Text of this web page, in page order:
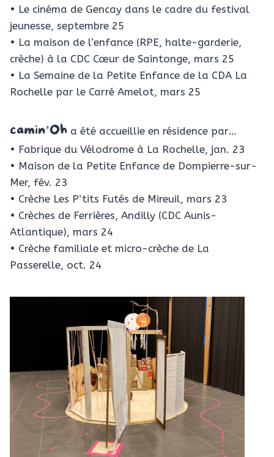
• Le cinéma de Gencay dans le cadre du festival
jeunesse, septembre 25
• La maison de l’enfance (RPE, halte-garderie,
crèche) à la CDC Cœur de Saintonge, mars 25
• La Semaine de la Petite Enfance de la CDA La
Rochelle par le Carré Amelot, mars 25
camin’Oh a été accueillie en résidence par…
• Fabrique du Vélodrome à La Rochelle, jan. 23
• Maison de la Petite Enfance de Dompierre-sur-
Mer, fév. 23
• Crèche Les P’tits Futés de Mireuil, mars 23
• Crèches de Ferrières, Andilly (CDC Aunis-
Atlantique), mars 24
• Crèche familiale et micro-crèche de La
Passerelle, oct. 24